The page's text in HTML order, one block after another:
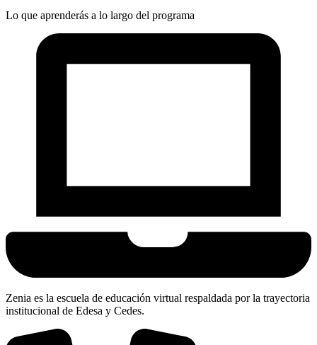
Lo que aprenderás a lo largo del programa
Zenia es la escuela de educación virtual respaldada por la trayectoria
institucional de Edesa y Cedes.